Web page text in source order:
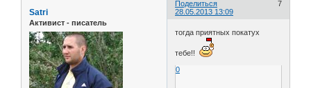
Поделиться
7
28.05.2013 13:09
Satri
Активист - писатель
тогда приятных покатух
тебе!!
0